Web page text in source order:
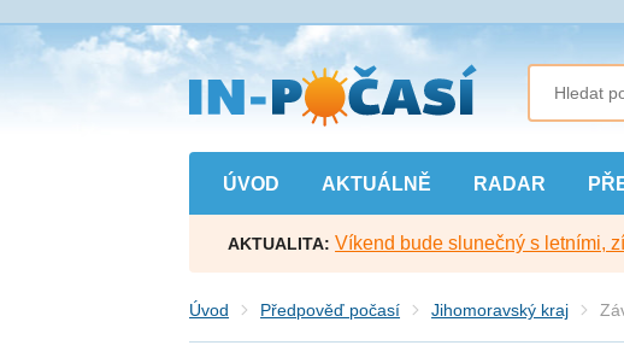
Přejít
na
hlavní
obsah
ÚVOD AKTUÁLNĚ RADAR
AKTUALITA: Víkend bude slunečný s letními,
Úvod Předpověď počasí Jihomoravský kraj